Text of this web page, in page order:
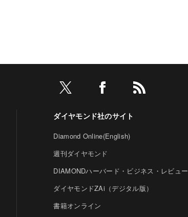
ダイヤモンド社のサイト
Diamond Online(English)
週刊ダイヤモンド
DIAMONDハーバード・ビジネス・レビュー
ダイヤモンドZAi（デジタル版）
書籍オンライン